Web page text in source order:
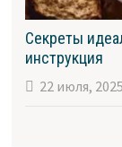
Секреты
инструкция
22 июля, 2025